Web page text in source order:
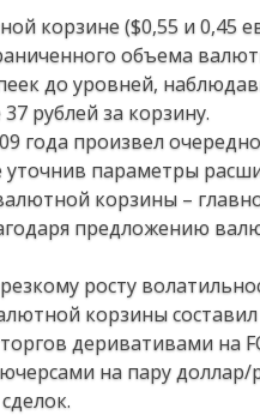
корзине ($0,55 и 0,45
объема
до уровней,
рублей за корзину.
года произвел
параметры
корзины –
предложению
росту
корзины
деривативами на
на пару доллар/